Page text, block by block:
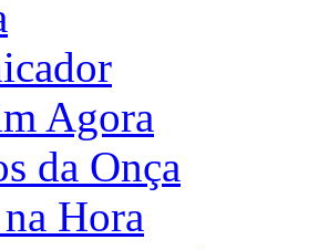
Agora
da Onça
Hora